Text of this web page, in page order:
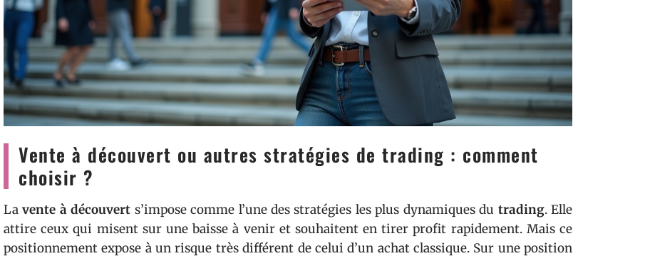
Vente à découvert ou autres stratégies de trading : comment
choisir ?
Lavente à découvert s’impose comme l’une des stratégies les plus dynamiques du trading. Elle
attire ceux qui misent sur une baisse à venir et souhaitent en tirer profit rapidement. Mais ce
positionnement expose à un risque très différent de celui d’un achat classique. Sur une position